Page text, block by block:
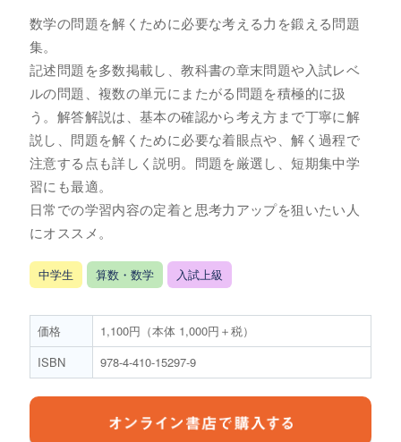
数学の問題を解くために必要な考える力を鍛える問題
集。
記述問題を多数掲載し、教科書の章末問題や入試レベ
ルの問題、複数の単元にまたがる問題を積極的に扱
う。解答解説は、基本の確認から考え方まで丁寧に解
説し、問題を解くために必要な着眼点や、解く過程で
注意する点も詳しく説明。問題を厳選し、短期集中学
習にも最適。
日常での学習内容の定着と思考力アップを狙いたい人
にオススメ。
中学生 算数・数学 入試上級
価格
1,100円（本体 1,000円＋税）
ISBN
978-4-410-15297-9